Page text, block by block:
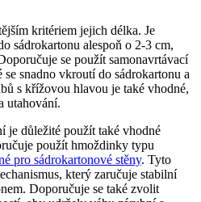
kritériem jejich délka. Je
sádrokartonu alespoň o 2-3 cm,
se použít samonavrtávací
snadno vkroutí do sádrokartonu a
s křížovou hlavou je také vhodné,
utahování.
je důležité použít také vhodné
použít hmoždinky typu
pro sádrokartonové stěny. Tyto
který zaručuje stabilní
Doporučuje se také zvolit